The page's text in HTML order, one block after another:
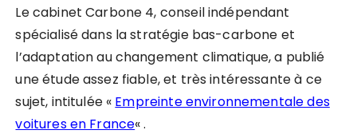
Le cabinet Carbone 4, conseil indépendant
spécialisé dans la stratégie bas-carbone et
l’adaptation au changement climatique, a publié
une étude assez fiable, et très intéressante à ce
sujet, intitulée « Empreinte environnementale des
voitures en France« .